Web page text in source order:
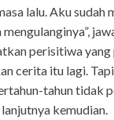
lalu. Aku sudah
perisitiwa yang
cerita itu lagi.
tahun tidak
kemudian.